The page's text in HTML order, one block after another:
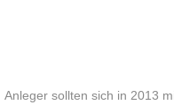
Anleger sollten sich in 2013